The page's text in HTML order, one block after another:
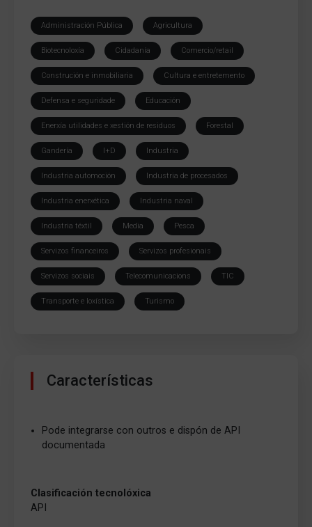
Administración Pública Agricultura
Biotecnoloxía Cidadanía Comercio/retail
Construción e inmobiliaria Cultura e entretemento
Defensa e seguridade Educación
Enerxía utilidades e xestión de residuos Forestal
Gandería I+D Industria
Industria automoción Industria de procesados
Industria enerxética Industria naval
Industria téxtil Media Pesca
Servizos financeiros Servizos profesionais
Servizos sociais Telecomunicacions TIC
Transporte e loxística Turismo
Características
Pode integrarse con outros e dispón de API
documentada
Clasificación tecnolóxica
API